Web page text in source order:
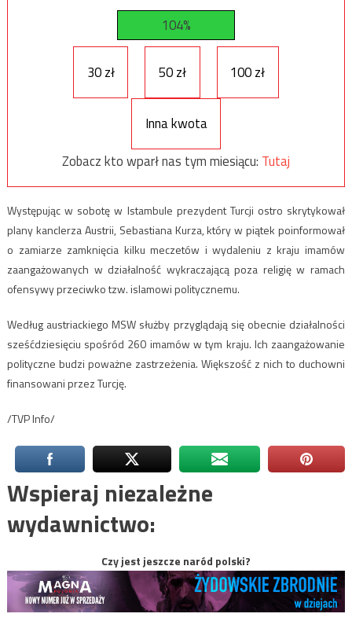
104%
30 zł 50 zł 100 zł
Inna kwota
Zobacz kto wparł nas tym miesiącu: Tutaj
Występując w sobotę w Istambule prezydent Turcji ostro skrytykował
plany kanclerza Austrii, Sebastiana Kurza, który w piątek poinformował
o zamiarze zamknięcia kilku meczetów i wydaleniu z kraju imamów
zaangażowanych w działalność wykraczającą poza religię w ramach
ofensywy przeciwko tzw. islamowi politycznemu.
Według austriackiego MSW służby przyglądają się obecnie działalności
sześćdziesięciu spośród 260 imamów w tym kraju. Ich zaangażowanie
polityczne budzi poważne zastrzeżenia. Większość z nich to duchowni
finansowani przez Turcję.
/TVP Info/
Wspieraj niezależne
wydawnictwo:
Czy jest jeszcze naród polski?